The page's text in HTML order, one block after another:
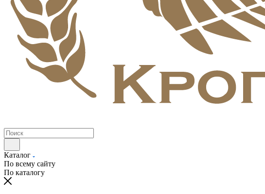
Каталог
По всему сайту
По каталогу